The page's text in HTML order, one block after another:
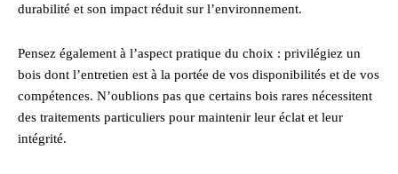
durabilité et son impact réduit sur l’environnement.
Pensez également à l’aspect pratique du choix : privilégiez un
bois dont l’entretien est à la portée de vos disponibilités et de vos
compétences. N’oublions pas que certains bois rares nécessitent
des traitements particuliers pour maintenir leur éclat et leur
intégrité.